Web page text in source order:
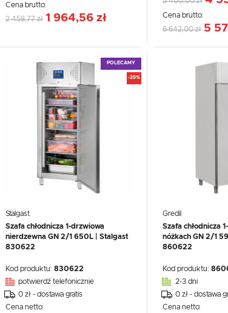
Cena brutto:
2 458,77 zł 1 964,56 zł Cena brutto:
6 642,00 zł 5
POLECAMY
-25%
Stalgast
Szafa chłodnicza 1-drzwiowa
nierdzewna GN 2/1 650L | Stalgast
830622
Kod produktu:830622
potwierdź telefonicznie
0 zł - dostawa gratis
Cena netto:
Gredil
Szafa chłodnicza
nóżkach GN 2/1
860622
Kod produktu:
2-3 dni
0 zł - dostawa
Cena netto: